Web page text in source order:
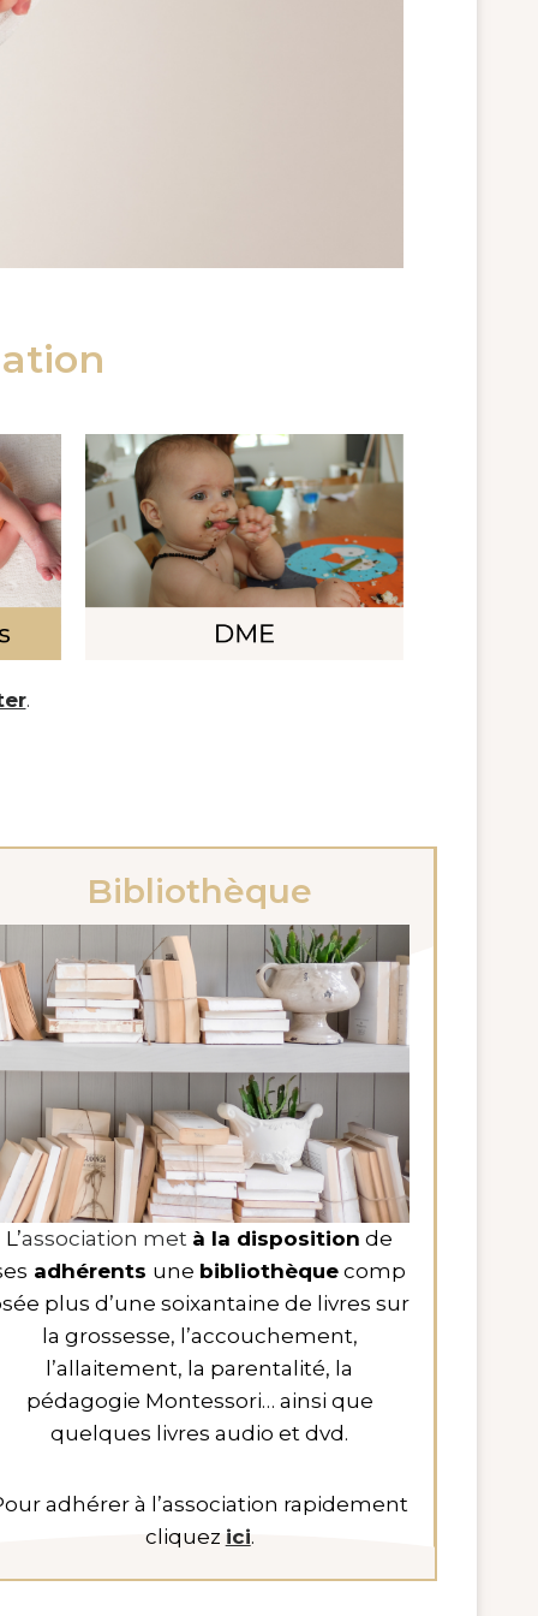
.
Bibliothèque
L’association met à la disposition de
adhérents une bibliothèque comp
plus d’une soixantaine de livres sur
la grossesse, l’accouchement,
l’allaitement, la parentalité, la
pédagogie Montessori… ainsi que
quelques livres audio et dvd.
adhérer à l’association rapidement
cliquez ici.